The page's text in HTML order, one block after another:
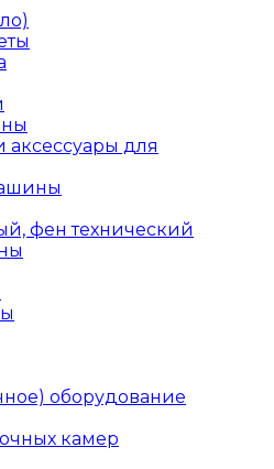
для
фен технический
оборудование
камер